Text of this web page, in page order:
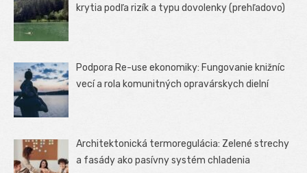
krytia podľa rizík a typu dovolenky (prehľadovo)
Podpora Re-use ekonomiky: Fungovanie knižníc
vecí a rola komunitných opravárskych dielní
Architektonická termoregulácia: Zelené strechy
a fasády ako pasívny systém chladenia